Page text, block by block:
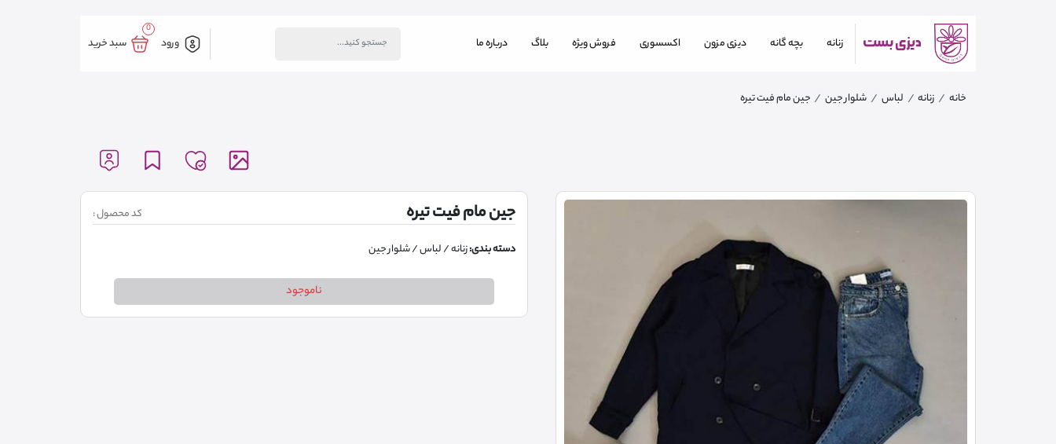
زنانه بچه گانه دیزی مزون اکسسوری فروش ویژه بلاگ درباره ما ورود
0
سبد خرید
خانه زنانه لباس شلوار جین جین مام فیت تیره
جین مام فیت تیره کد محصول :
دسته بندی:زنانه/ لباس/ شلوار جین
ناموجود